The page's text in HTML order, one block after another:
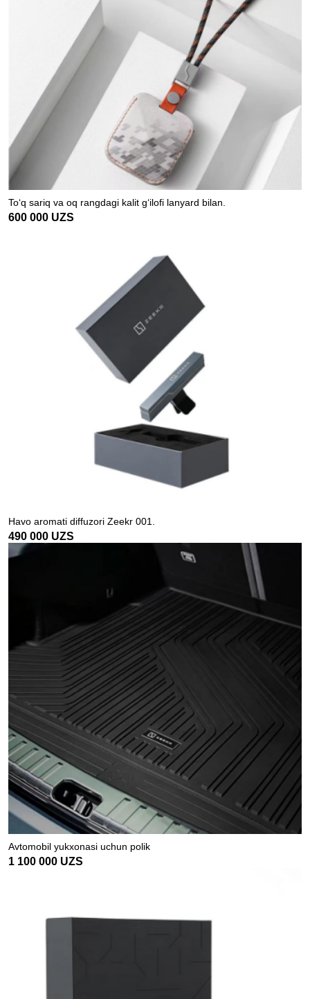
To‘q sariq va oq rangdagi kalit g‘ilofi lanyard bilan.
600 000 UZS
Havo aromati diffuzori Zeekr 001.
490 000 UZS
Avtomobil yukxonasi uchun polik
1 100 000 UZS